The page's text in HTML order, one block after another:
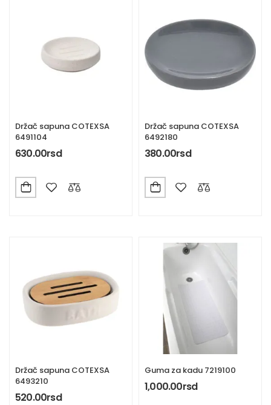
Držač sapuna COTEXSA
6491104
630.00rsd
Držač sapuna COTEXSA
6492180
380.00rsd
Držač sapuna COTEXSA
6493210
520.00rsd
Guma za kadu 7219100
1,000.00rsd